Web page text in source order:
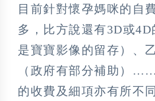
目前針對懷孕媽咪的自
多，比方說還有3D或
是寶寶影像的留存）、
（政府有部分補助）
的收費及細項亦有所不